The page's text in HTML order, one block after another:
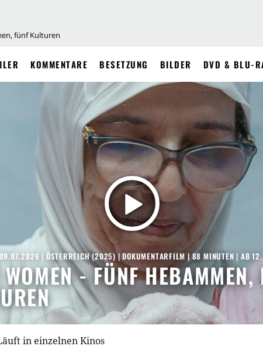
fünf Kulturen
KOMMENTARE BESETZUNG BILDER DVD & BLU-
- FÜNF HEBAMMEN,
| ÖSTERREICH(2025) |DOKUMENTARFILM | 88 MINUTEN | AB 12
in einzelnen Kinos